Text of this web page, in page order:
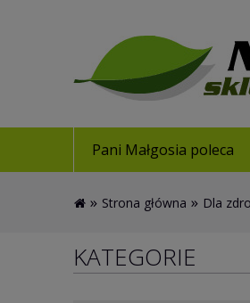
Pani Małgosia poleca
» Strona główna » Dla
KATEGORIE